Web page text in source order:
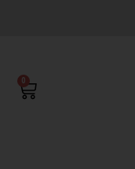
0
Winkelwagen